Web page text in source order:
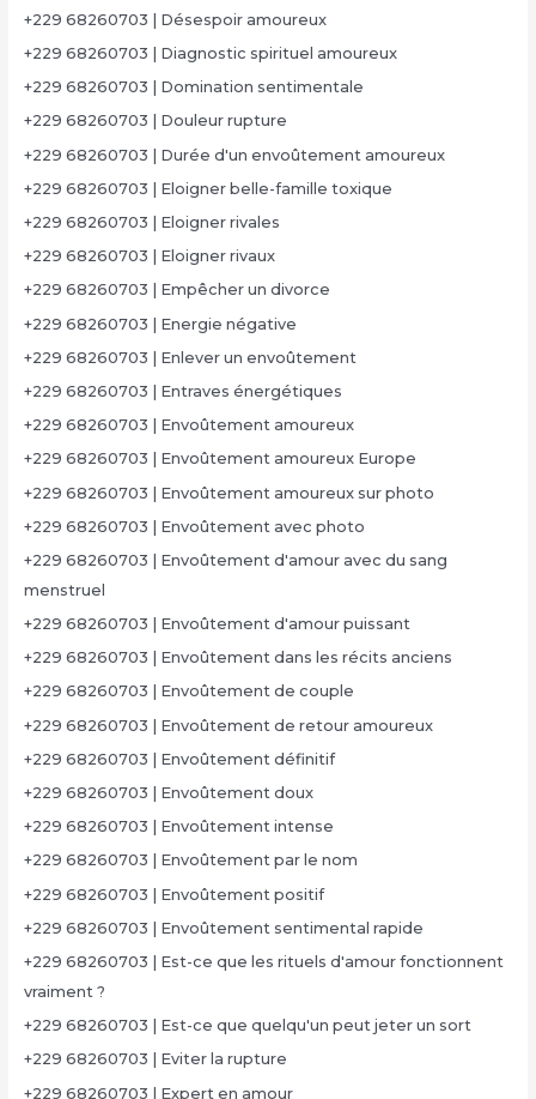
+229 68260703 | Désespoir amoureux
+229 68260703 | Diagnostic spirituel amoureux
+229 68260703 | Domination sentimentale
+229 68260703 | Douleur rupture
+229 68260703 | Durée d'un envoûtement amoureux
+229 68260703 | Eloigner belle-famille toxique
+229 68260703 | Eloigner rivales
+229 68260703 | Eloigner rivaux
+229 68260703 | Empêcher un divorce
+229 68260703 | Energie négative
+229 68260703 | Enlever un envoûtement
+229 68260703 | Entraves énergétiques
+229 68260703 | Envoûtement amoureux
+229 68260703 | Envoûtement amoureux Europe
+229 68260703 | Envoûtement amoureux sur photo
+229 68260703 | Envoûtement avec photo
+229 68260703 | Envoûtement d'amour avec du sang
menstruel
+229 68260703 | Envoûtement d'amour puissant
+229 68260703 | Envoûtement dans les récits anciens
+229 68260703 | Envoûtement de couple
+229 68260703 | Envoûtement de retour amoureux
+229 68260703 | Envoûtement définitif
+229 68260703 | Envoûtement doux
+229 68260703 | Envoûtement intense
+229 68260703 | Envoûtement par le nom
+229 68260703 | Envoûtement positif
+229 68260703 | Envoûtement sentimental rapide
+229 68260703 | Est-ce que les rituels d'amour fonctionnent
vraiment ?
+229 68260703 | Est-ce que quelqu'un peut jeter un sort
+229 68260703 | Eviter la rupture
+229 68260703 | Expert en amour